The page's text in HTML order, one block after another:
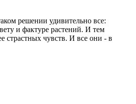
решении удивительно все:
и фактуре растений. И тем
страстных чувств. И все они - в